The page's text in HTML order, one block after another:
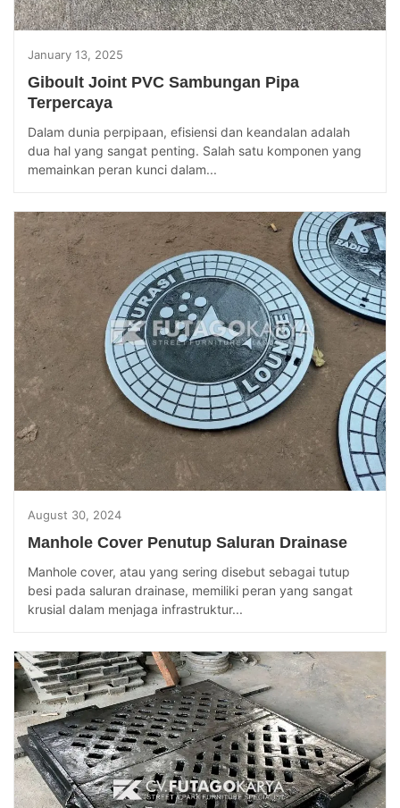
January 13, 2025
Giboult Joint PVC Sambungan Pipa
Terpercaya
Dalam dunia perpipaan, efisiensi dan keandalan adalah
dua hal yang sangat penting. Salah satu komponen yang
memainkan peran kunci dalam...
August 30, 2024
Manhole Cover Penutup Saluran Drainase
Manhole cover, atau yang sering disebut sebagai tutup
besi pada saluran drainase, memiliki peran yang sangat
krusial dalam menjaga infrastruktur...